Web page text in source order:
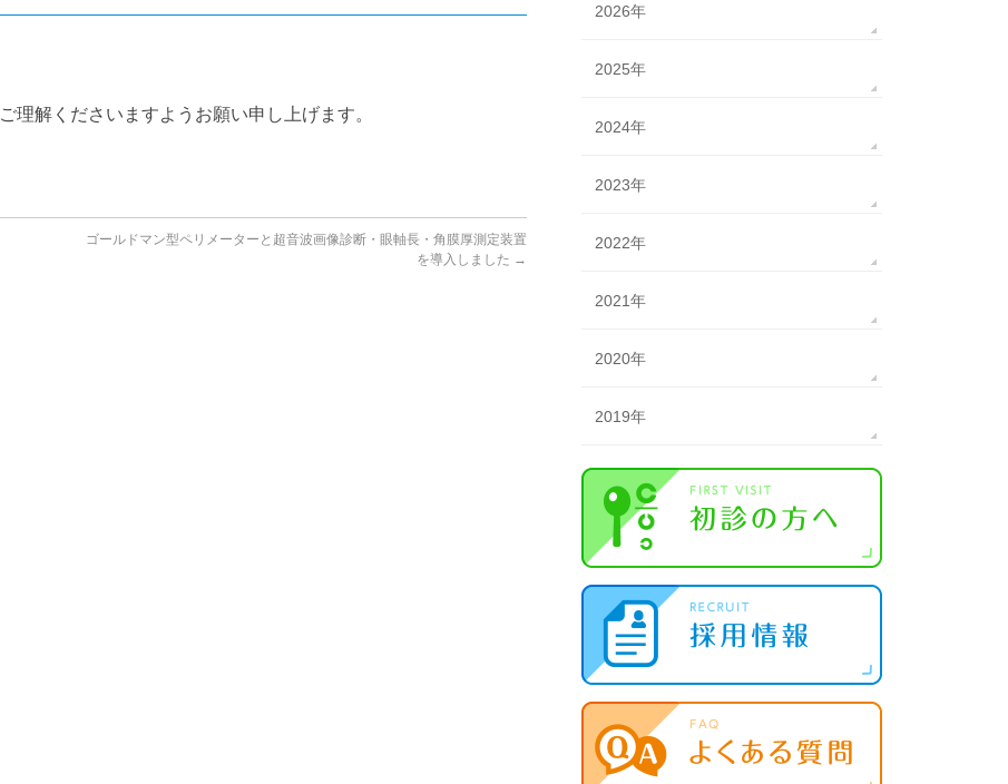
理解くださいますようお願い申し上げます。
ゴールドマン型ペリメーターと超音波画像診断・眼軸長・角膜厚測定装置
を導入しました →
2026年
2025年
2024年
2023年
2022年
2021年
2020年
2019年